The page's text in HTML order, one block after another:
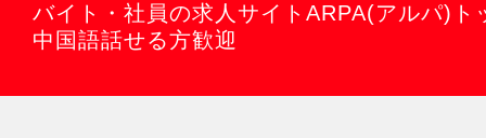
バイト・社員の求人サイトARPA(アルパ)ト
中国語話せる方歓迎